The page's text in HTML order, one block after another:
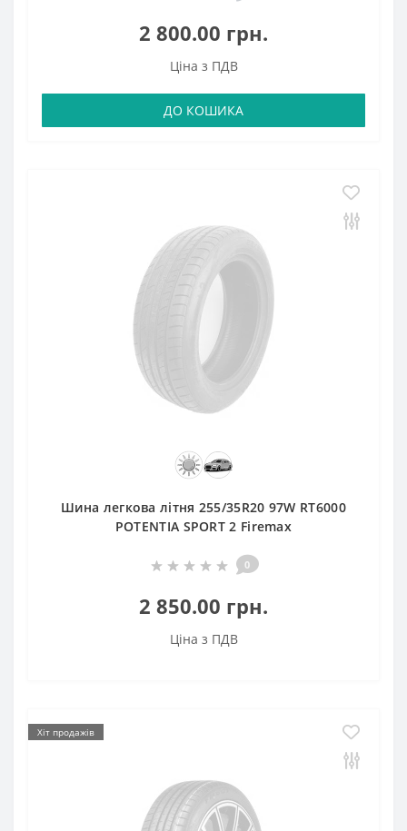
2 800.00 грн.
Ціна з ПДВ
ДО КОШИКА
Шина легкова літня 255/35R20 97W RT6000
POTENTIA SPORT 2 Firemax
0
2 850.00 грн.
Ціна з ПДВ
Хіт продажів